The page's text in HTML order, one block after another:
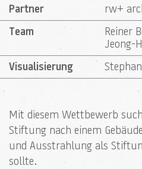
Partner rw+
Team Reiner
Jeong-
Visualisierung
Mit diesem Wettbewerb
Stiftung nach einem
und Ausstrahlung als
sollte.